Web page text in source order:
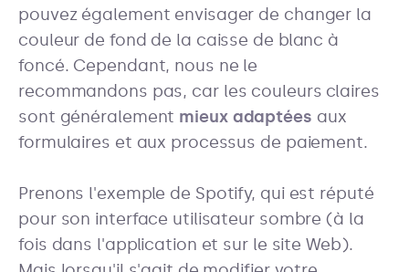
pouvez également envisager de changer la
couleur de fond de la caisse de blanc à
foncé. Cependant, nous ne le
recommandons pas, car les couleurs claires
sont généralement mieux adaptées aux
formulaires et aux processus de paiement.
Prenons l'exemple de Spotify, qui est réputé
pour son interface utilisateur sombre (à la
fois dans l'application et sur le site Web).